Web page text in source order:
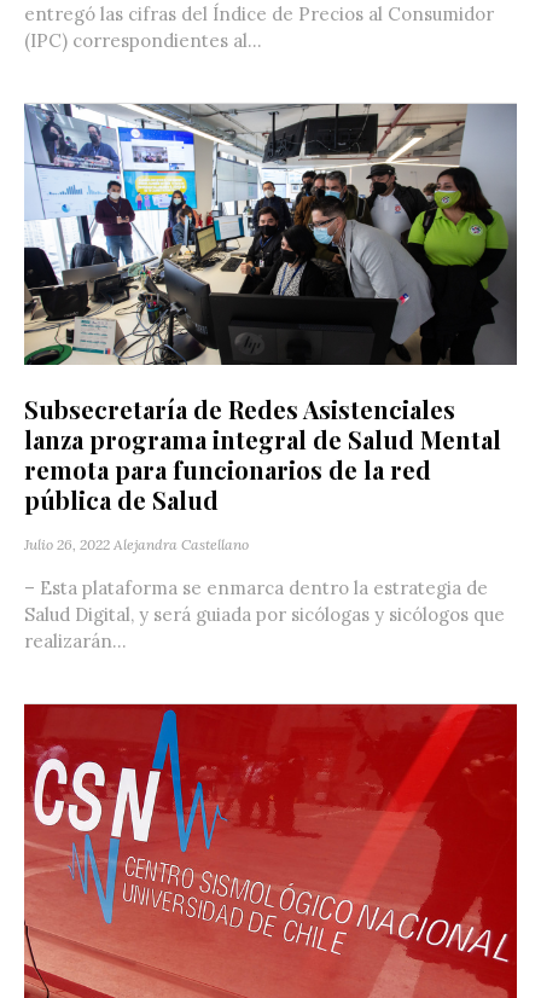
entregó las cifras del Índice de Precios al Consumidor
(IPC) correspondientes al...
Subsecretaría de Redes Asistenciales
lanza programa integral de Salud Mental
remota para funcionarios de la red
pública de Salud
Julio 26, 2022 Alejandra Castellano
– Esta plataforma se enmarca dentro la estrategia de
Salud Digital, y será guiada por sicólogas y sicólogos que
realizarán...